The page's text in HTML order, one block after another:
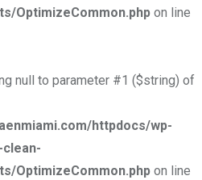
OptimizeCommon.php on line
null to parameter #1 ($string) of
httpdocs/wp-
OptimizeCommon.php on line